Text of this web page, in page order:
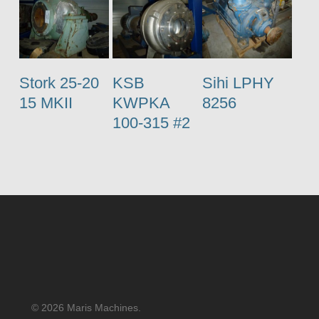
Stork 25-20
15 MKII
KSB
KWPKA
100-315 #2
Sihi LPHY
8256
© 2026 Maris Machines.